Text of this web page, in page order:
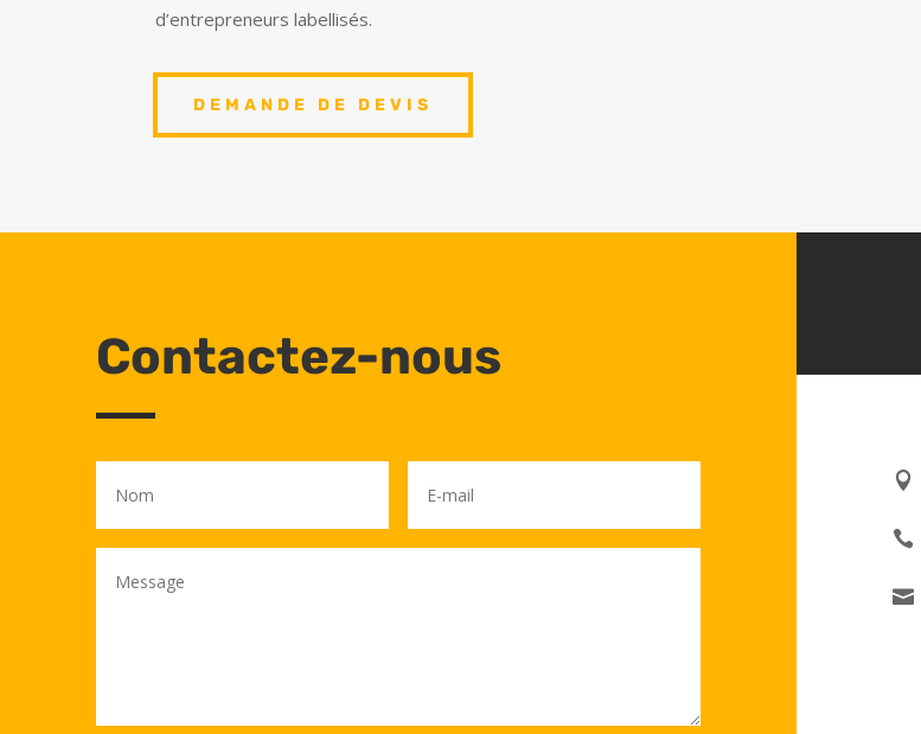
d’entrepreneurs labellisés.
DEMANDE DE DEVIS
Contactez-nous


